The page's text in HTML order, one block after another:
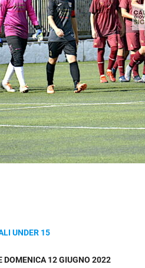
UNDER 15
DOMENICA 12 GIUGNO 2022